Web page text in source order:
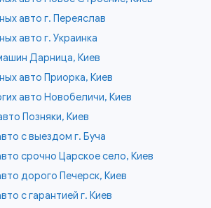
авто г. Переяслав
авто г. Украинка
Дарница, Киев
авто Приорка, Киев
авто Новобеличи, Киев
Позняки, Киев
с выездом г. Буча
срочно Царское село, Киев
дорого Печерск, Киев
с гарантией г. Киев